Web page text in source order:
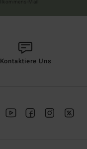
Kontaktiere Uns